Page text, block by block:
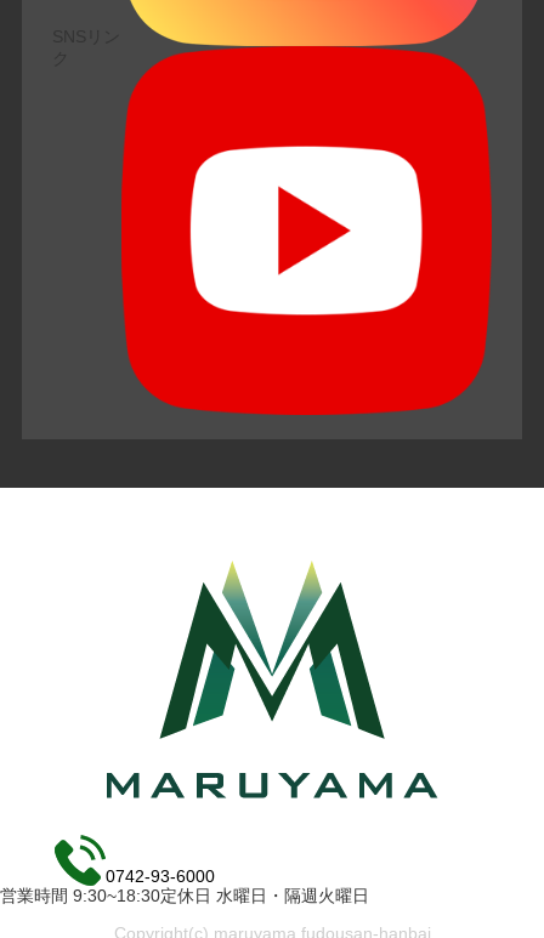
0742-93-6000
営業時間 9:30~18:30定休日 水曜日・隔週火曜日
Copyright(c) maruyama fudousan-hanbai